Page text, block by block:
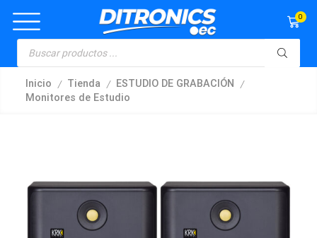
0
Inicio / Tienda / ESTUDIO DE GRABACIÓN /
Monitores de Estudio